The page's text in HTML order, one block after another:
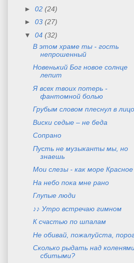
► 02 (24)
► 03 (27)
▼ 04 (32)
В этом храме ты - гость
непрошенный
Новенький Бог новое солнце
лепит
Я всех твоих потерь -
фантомной болью
Грубым словом плеснул в лицо
Виски седые – не беда
Сопрано
Пусть не музыканты мы, но
знаешь
Mои слезы - как море Красное
На небо пока мне рано
Глупые люди
♪♪ Утро встречаю гимном
К счастью по шпалам
Не обивай, пожалуйста,
Сколько рыдать над
сбитыми?